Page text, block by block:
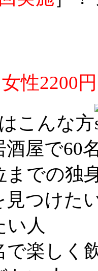
女性2200円
こんな方
屋で60
での独
つけた
人
楽しく